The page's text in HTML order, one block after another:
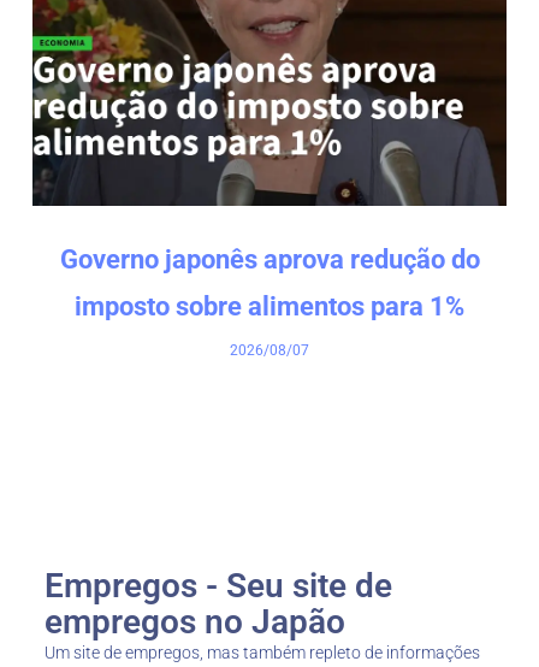
Governo japonês aprova redução do
imposto sobre alimentos para 1%
2026/08/07
Empregos - Seu site de
empregos no Japão
Um site de empregos, mas também repleto de informações